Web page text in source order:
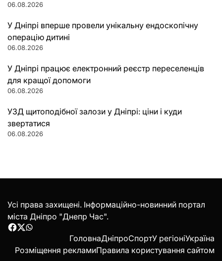
06.08.2026
У Дніпрі вперше провели унікальну ендоскопічну
операцію дитині
06.08.2026
У Дніпрі працює електронний реєстр переселенців
для кращої допомоги
06.08.2026
УЗД щитоподібної залози у Дніпрі: ціни і куди
звертатися
06.08.2026
Усі права захищені. Інформаційно-новинний портал
міста Дніпро "Днепр Час".
Facebook
Twitter
WhatsApp
ГоловнаДніпроСпортУ регіоніУкраїна
Розміщення рекламиПравила користування сайтом